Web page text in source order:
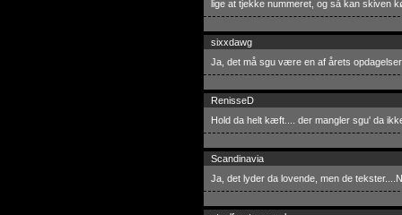
lige at tjekke nummeret, og så kan skiven
sixxdawg
Ja, det må sgu være en af årets
RenisseD
Hold da helt kæft.... der mangler sgu' da
Scandinavia
Ja, det lyder da lovende, men de